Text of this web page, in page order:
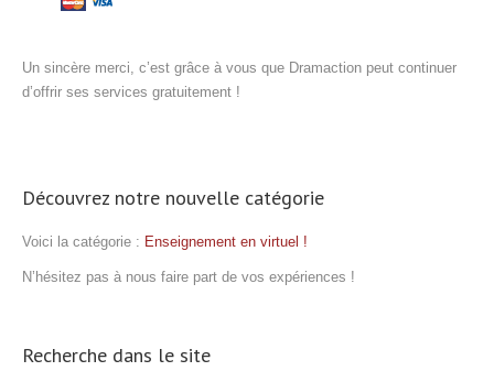
Un sincère merci, c’est grâce à vous que Dramaction peut continuer
d’offrir ses services gratuitement !
Découvrez notre nouvelle catégorie
Voici la catégorie : Enseignement en virtuel !
N’hésitez pas à nous faire part de vos expériences !
Recherche dans le site